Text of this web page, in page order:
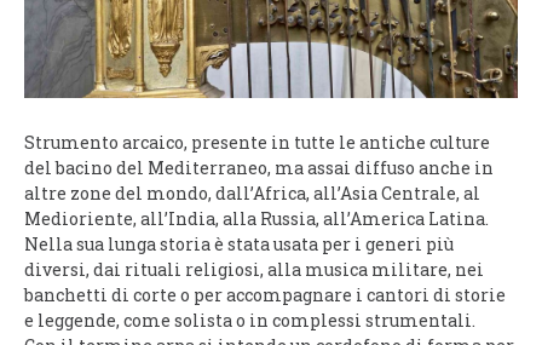
Strumento arcaico, presente in tutte le antiche culture
del bacino del Mediterraneo, ma assai diffuso anche in
altre zone del mondo, dall’Africa, all’Asia Centrale, al
Medioriente, all’India, alla Russia, all’America Latina.
Nella sua lunga storia è stata usata per i generi più
diversi, dai rituali religiosi, alla musica militare, nei
banchetti di corte o per accompagnare i cantori di storie
e leggende, come solista o in complessi strumentali.